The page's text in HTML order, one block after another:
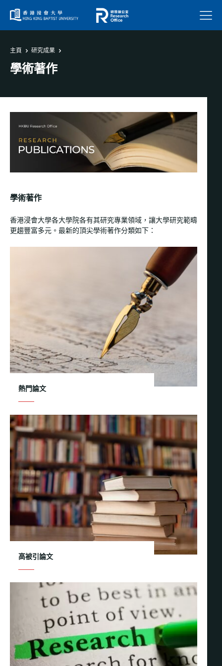
菜單
主頁 研究成果
學術著作
學術著作
香港浸會大學各大學院各有其研究專業領域，讓大學研究範疇
更趨豐富多元。最新的頂尖學術著作分類如下：
熱門論文
高被引論文